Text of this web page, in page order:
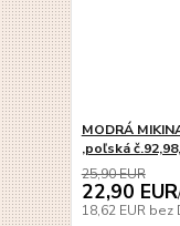
MODRÁ
,poľská
25,90 EUR
22,90 EUR/
18,62 EUR bez